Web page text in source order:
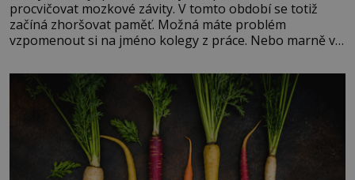
procvičovat mozkové závity. V tomto období se totiž
začíná zhoršovat paměť. Možná máte problém
vzpomenout si na jméno kolegy z práce. Nebo marně v
Je to opravdu tak, s věkem jako kdyby se paměť
rozhodla stávkovat. Cvičte